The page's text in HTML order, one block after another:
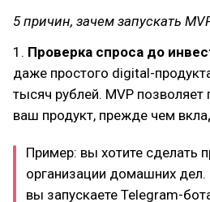
5 причин, зачем запускать
1. Проверка спроса до
даже простого digital-
тысяч рублей. MVP позволяет
ваш продукт, прежде чем
Пример: вы хотите сделать
организации домашних дел.
вы запускаете Telegram-